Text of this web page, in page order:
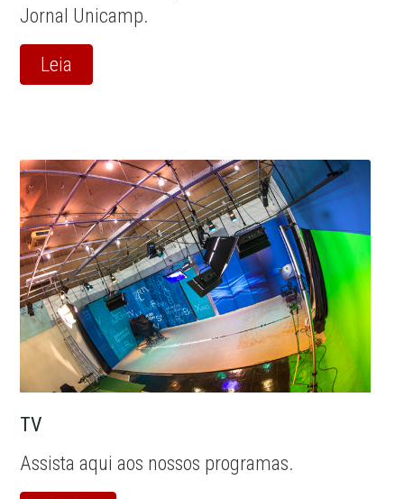
Jornal Unicamp.
Leia
TV
Assista aqui aos nossos programas.